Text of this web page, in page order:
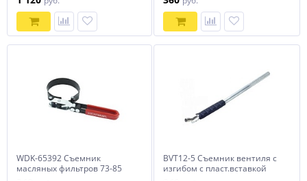
WDK-65392 Съемник
масляных фильтров 73-85
BVT12-5 Съемник вентиля с
изгибом с пласт.вставкой